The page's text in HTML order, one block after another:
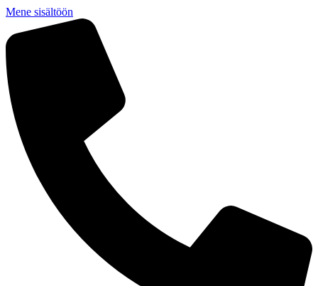
Mene sisältöön